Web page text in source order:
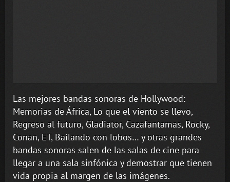
Las mejores bandas sonoras de Hollywood:
Memorias de África, Lo que el viento se llevo,
Regreso al futuro, Gladiator, Cazafantamas, Rocky,
Conan, ET, Bailando con lobos… y otras grandes
bandas sonoras salen de las salas de cine para
llegar a una sala sinfónica y demostrar que tienen
vida propia al margen de las imágenes.